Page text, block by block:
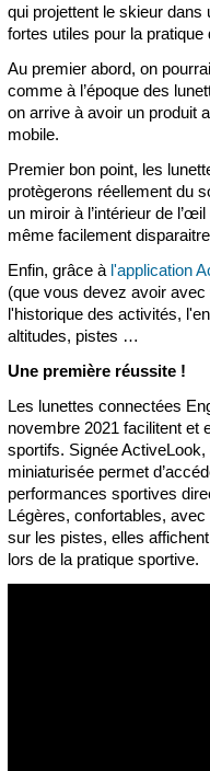
qui projettent le skieur dans
fortes utiles pour la pratique
Au premier abord, on
comme à l’époque des
on arrive à avoir un produit
mobile.
Premier bon point, les
protègerons réellement du
un miroir à l’intérieur de
même facilement
Enfin, grâce à l'application
(que vous devez avoir avec
l'historique des activités,
altitudes, pistes …
Une première réussite !
Les lunettes connectées
novembre 2021 facilitent et
sportifs. Signée ActiveLook,
miniaturisée permet
performances sportives
Légères, confortables,
sur les pistes, elles
lors de la pratique sportive.